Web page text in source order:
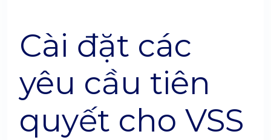
Cài đặt các
yêu cầu tiên
quyết cho VSS